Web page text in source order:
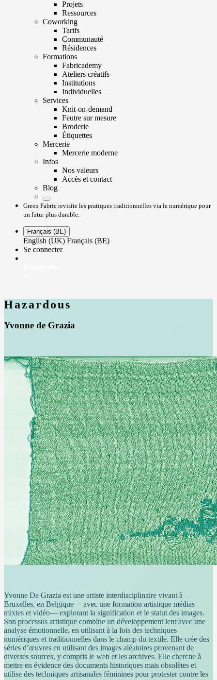
Projets
Ressources
Coworking
Tarifs
Communauté
Résidences
Formations
Fabricademy
Ateliers créatifs
Institutions
Individuelles
Services
Knit-on-demand
Feutre sur mesure
Broderie
Étiquettes
Mercerie
Mercerie moderne
Infos
Nos valeurs
Accès et contact
Blog
Green Fabric revisite les pratiques traditionnelles via le numérique pour
un futur plus durable.
Français (BE)
English (UK) Français (BE)
Se connecter
Hazardous
Yvonne de Grazia
Yvonne De Grazia est une artiste interdisciplinaire vivant à
Bruxelles, en Belgique —avec une formation artistique médias
mixtes et vidéo— explorant la signification et le statut des images.
Son processus artistique combine un développement lent avec une
analyse émotionnelle, en utilisant à la fois des techniques
numériques et traditionnelles dans le champ du textile. Elle crée des
séries d’œuvres en utilisant des images aléatoires provenant de
diverses sources, y compris le web et les archives. Elle cherche à
mettre en évidence des documents historiques mais obsolètes et
utilise des techniques artisanales féminines pour protester contre les